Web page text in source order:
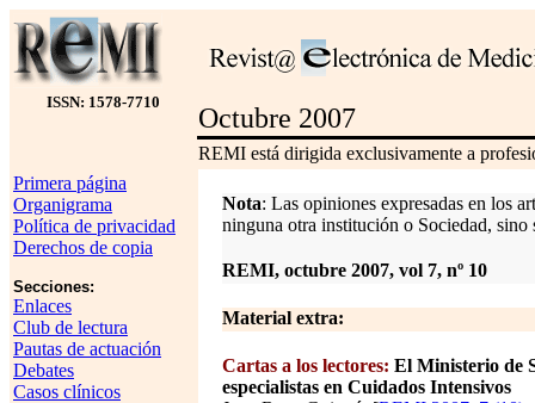
ISSN: 1578-7710
Octubre 2007
REMI está dirigida exclusivamente a
Primera página
Organigrama
Política de privacidad
Derechos de copia
Secciones:
Enlaces
Club de lectura
Pautas de actuación
Debates
Casos clínicos
Nota: Las opiniones expresadas en los
ninguna otra institución o Sociedad, sino
REMI, octubre 2007, vol 7, nº 10
Material extra:
Cartas a los lectores: El Ministerio de
especialistas en Cuidados Intensivos